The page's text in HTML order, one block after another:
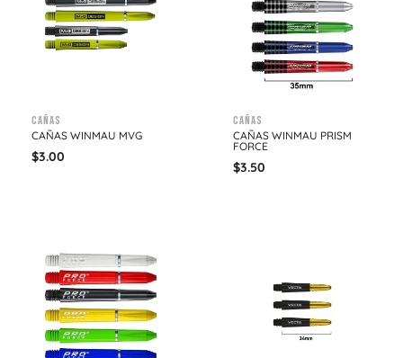
Cañas
CAÑAS WINMAU MVG
$3.00
Cañas
CAÑAS WINMAU PRISM
FORCE
$3.50